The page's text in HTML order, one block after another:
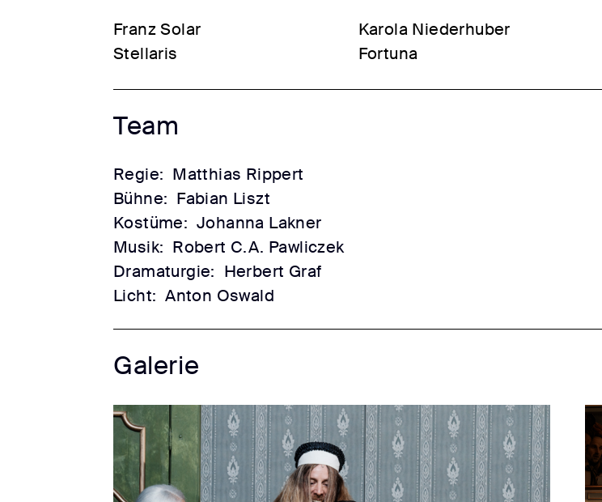
Franz Solar
Stellaris
Karola Niederhuber
Fortuna
Team
Regie: Matthias Rippert
Bühne: Fabian Liszt
Kostüme: Johanna Lakner
Musik: Robert C.A. Pawliczek
Dramaturgie: Herbert Graf
Licht: Anton Oswald
Galerie